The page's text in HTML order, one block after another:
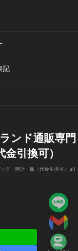
記
ンド通販専門
引換可）
グ・時計・服（代金引換可） all